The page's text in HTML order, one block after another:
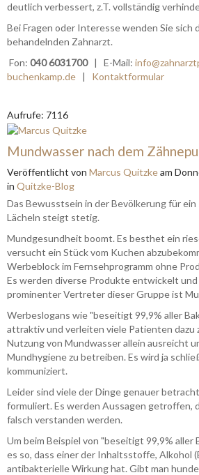
deutlich verbessert, z.T. vollständig
Bei Fragen oder Interesse wenden Sie sich
behandelnden Zahnarzt.
Fon: 040 6031700| E-Mail:
buchenkamp.de | Kontaktformular
Aufrufe: 7116
Mundwasser nach dem
Veröffentlicht von Marcus Quitzkeam
in Quitzke-Blog
Das Bewusstsein in der Bevölkerung für
Lächeln steigt stetig.
Mundgesundheit boomt. Es besthet ein
versucht ein Stück vom Kuchen
Werbeblock im Fernsehprogramm ohne
Es werden diverse Produkte entwickelt
prominenter Vertreter dieser Gruppe ist
Werbeslogans wie "beseitigt 99,9% aller
attraktiv und verleiten viele Patienten dazu
Nutzung von Mundwasser allein ausreicht
Mundhygiene zu betreiben. Es wird ja
kommuniziert.
Leider sind viele der Dinge genauer
formuliert. Es werden Aussagen getroffen,
falsch verstanden werden.
Um beim Beispiel von "beseitigt 99,9% aller
es so, dass einer der Inhaltsstoffe, Alkohol
antibakterielle Wirkung hat. Gibt man